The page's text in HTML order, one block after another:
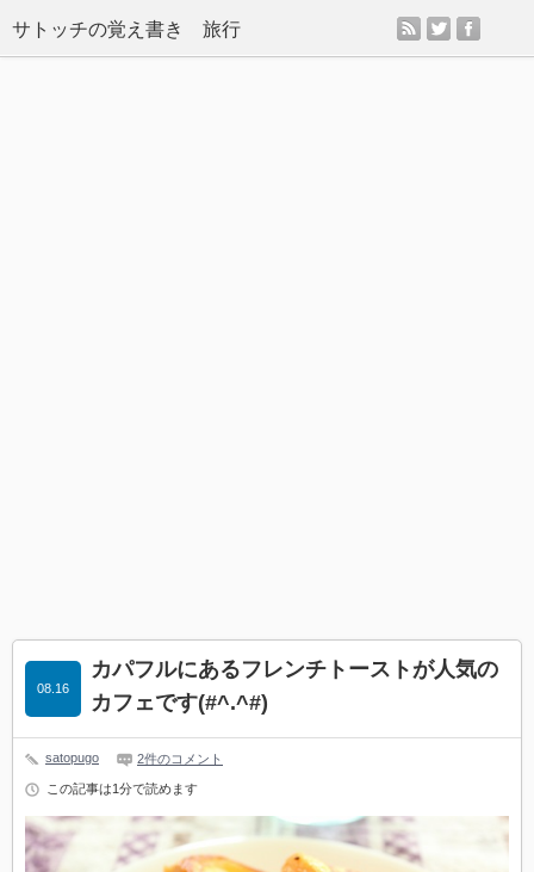
サトッチの覚え書き 旅行 rss twitter
カパフルにあるフレンチトーストが人気の
カフェです(#^.^#)
08.16
satopugo 2件のコメント
この記事は1分で読めます